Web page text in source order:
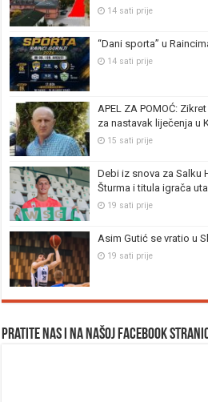
14 sati prije
“Dani sporta” u
14 sati prije
APEL ZA POMOĆ:
za nastavak liječenja u
15 sati prije
Debi iz snova za Salku
Šturma i titula igrača
19 sati prije
Asim Gutić se vratio u
19 sati prije
Pratite nas i na našoj facebook